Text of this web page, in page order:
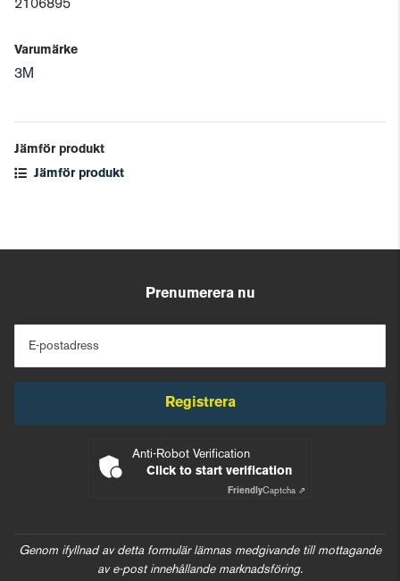
2106895
Varumärke
3M
Jämför produkt
Jämför produkt
Prenumerera nu
E-postadress
Registrera
Anti-Robot Verification
Click to start verification
FriendlyCaptcha ⇗
Genom ifyllnad av detta formulär lämnas medgivande till mottagande
av e-post innehållande marknadsföring.